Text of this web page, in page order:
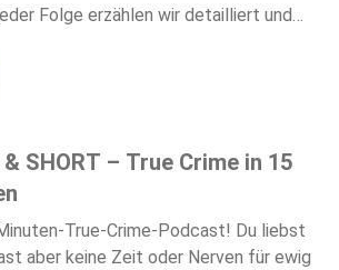
Folge erzählen wir detailliert und
von Mordfällen, Vermisstenfällen und
Verbrechen.Der Podcast behandelt
und kann...
& SHORT – True Crime in 15
True-Crime-Podcast! Du liebst
aber keine Zeit oder Nerven für ewig